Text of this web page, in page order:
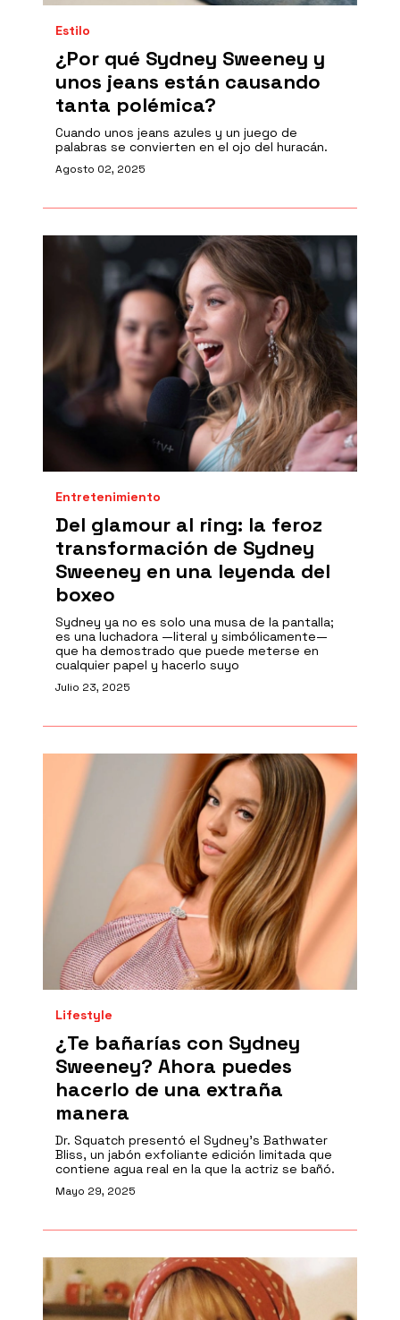
Estilo
¿Por qué Sydney Sweeney y
unos jeans están causando
tanta polémica?
Cuando unos jeans azules y un juego de
palabras se convierten en el ojo del huracán.
Agosto 02, 2025
Entretenimiento
Del glamour al ring: la feroz
transformación de Sydney
Sweeney en una leyenda del
boxeo
Sydney ya no es solo una musa de la pantalla;
es una luchadora —literal y simbólicamente—
que ha demostrado que puede meterse en
cualquier papel y hacerlo suyo
Julio 23, 2025
Lifestyle
¿Te bañarías con Sydney
Sweeney? Ahora puedes
hacerlo de una extraña
manera
Dr. Squatch presentó el Sydney’s Bathwater
Bliss, un jabón exfoliante edición limitada que
contiene agua real en la que la actriz se bañó.
Mayo 29, 2025